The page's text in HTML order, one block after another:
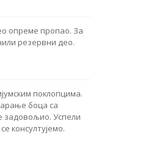
опреме пропао. За
резервни део.
поклопцима.
боца са
задовољио. Успели
консултујемо.